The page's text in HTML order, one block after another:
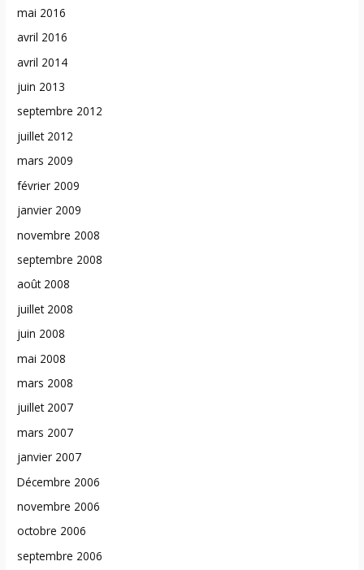
mai 2016
avril 2016
avril 2014
juin 2013
septembre 2012
juillet 2012
mars 2009
février 2009
janvier 2009
novembre 2008
septembre 2008
août 2008
juillet 2008
juin 2008
mai 2008
mars 2008
juillet 2007
mars 2007
janvier 2007
Décembre 2006
novembre 2006
octobre 2006
septembre 2006